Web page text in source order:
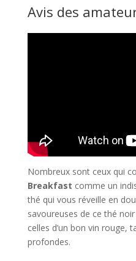
Avis des
Nombreux sont ceux qui
Breakfast comme un
thé qui vous réveille en
savoureuses de ce thé
celles d’un bon vin rouge,
profondes.